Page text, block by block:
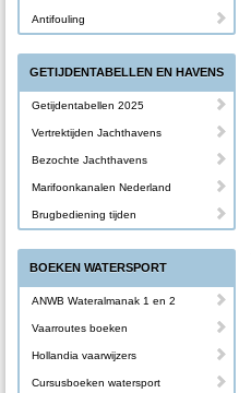
Antifouling
GETIJDENTABELLEN EN HAVENS
Getijdentabellen 2025
Vertrektijden Jachthavens
Bezochte Jachthavens
Marifoonkanalen Nederland
Brugbediening tijden
BOEKEN WATERSPORT
ANWB Wateralmanak 1 en 2
Vaarroutes boeken
Hollandia vaarwijzers
Cursusboeken watersport